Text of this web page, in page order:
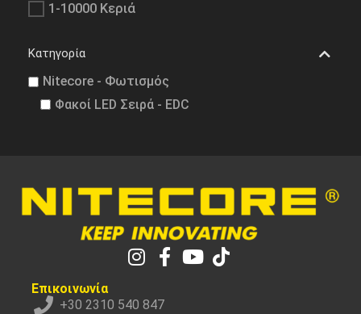
1-10000 Κεριά
Κατηγορία
Nitecore - Φωτισμός
Φακοί LED Σειρά - EDC
Επικοινωνία
+30 2310 540 847